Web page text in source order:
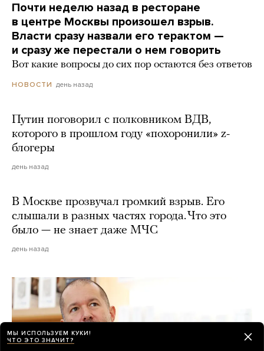
Почти неделю назад в ресторане
в центре Москвы произошел взрыв.
Власти сразу назвали его терактом —
и сразу же перестали о нем говорить
Вот какие вопросы до сих пор остаются без ответов
НОВОСТИ день назад
Путин поговорил с полковником ВДВ,
которого в прошлом году «похоронили» z-
блогеры
день назад
В Москве прозвучал громкий взрыв. Его
слышали в разных частях города. Что это
было — не знает даже МЧС
день назад
МЫ ИСПОЛЬЗУЕМ КУКИ!
ЧТО ЭТО ЗНАЧИТ?